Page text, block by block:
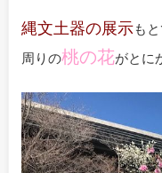
縄文土器の展示も
周りの桃の花がとに